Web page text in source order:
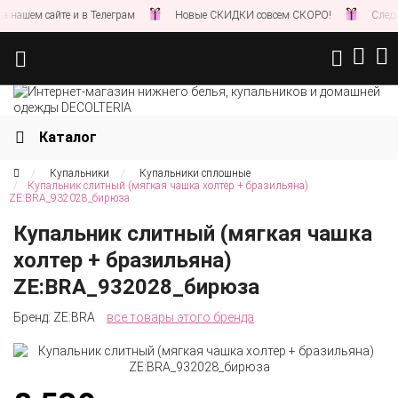
сайте и в Телеграм Новые СКИДКИ совсем СКОРО! Следите
Каталог
Купальники
Купальники сплошные
Купальник слитный (мягкая чашка холтер + бразильяна)
ZE:BRA_932028_бирюза
Купальник слитный (мягкая чашка
холтер + бразильяна)
ZE:BRA_932028_бирюза
Бренд: ZE:BRA все товары этого бренда